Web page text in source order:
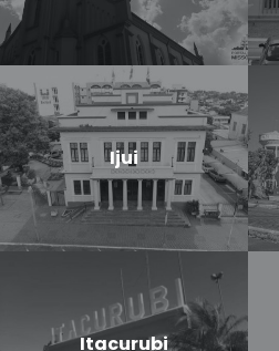
Ijui
Itacurubi